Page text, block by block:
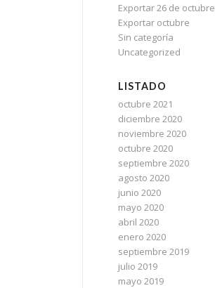
Exportar 26 de octubre
Exportar octubre
Sin categoría
Uncategorized
LISTADO
octubre 2021
diciembre 2020
noviembre 2020
octubre 2020
septiembre 2020
agosto 2020
junio 2020
mayo 2020
abril 2020
enero 2020
septiembre 2019
julio 2019
mayo 2019